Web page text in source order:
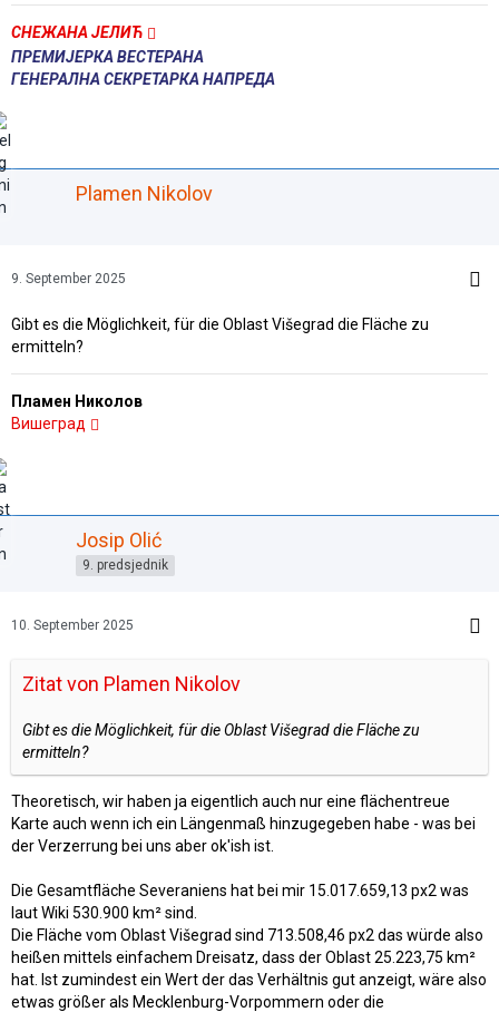
СНЕЖАНА ЈЕЛИЋ
ПРЕМИЈЕРКА ВЕСТЕРАНА
ГЕНЕРАЛНА СЕКРЕТАРКА НАПРЕДА
Plamen Nikolov
9. September 2025
Gibt es die Möglichkeit, für die Oblast Višegrad die Fläche zu
ermitteln?
Пламен Николов
Вишеград
Josip Olić
9. predsjednik
10. September 2025
Zitat von Plamen Nikolov
Gibt es die Möglichkeit, für die Oblast Višegrad die Fläche zu
ermitteln?
Theoretisch, wir haben ja eigentlich auch nur eine flächentreue
Karte auch wenn ich ein Längenmaß hinzugegeben habe - was bei
der Verzerrung bei uns aber ok'ish ist.
Die Gesamtfläche Severaniens hat bei mir 15.017.659,13 px2 was
laut Wiki 530.900 km² sind.
Die Fläche vom Oblast Višegrad sind 713.508,46 px2 das würde also
heißen mittels einfachem Dreisatz, dass der Oblast 25.223,75 km²
hat. Ist zumindest ein Wert der das Verhältnis gut anzeigt, wäre also
etwas größer als Mecklenburg-Vorpommern oder die